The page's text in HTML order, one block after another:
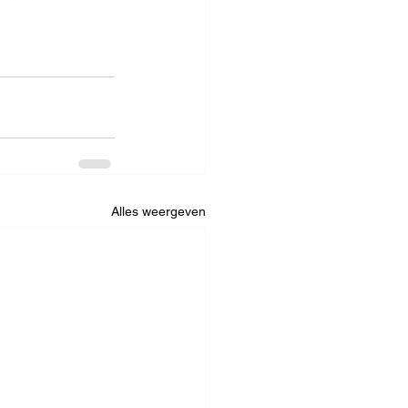
Alles weergeven